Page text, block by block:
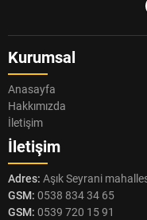
Kurumsal
Anasayfa
Hakkımızda
İletişim
İletişim
Adres: Aşık Seyrani
GSM: 0538 834 34 65
GSM: 0539 720 15 91